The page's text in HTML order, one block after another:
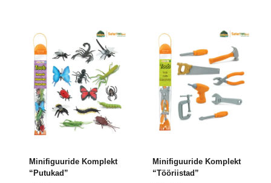
Minifiguuride Komplekt
“Putukad”
Minifiguuride Komplekt
“Tööriistad”